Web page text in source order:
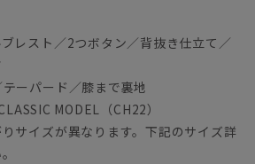
レスト／2つボタン／背抜き仕立て／
ーパード／膝まで裏地
MODEL（CH22）
サイズが異なります。下記のサイズ詳